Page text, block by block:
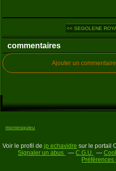
<< SEGOLENE
commentaires
Ajouter un commentaire
montesquieu
Voir le profil de jp echavidre sur le portail
Signaler un abus
C.G.U.
Préférences